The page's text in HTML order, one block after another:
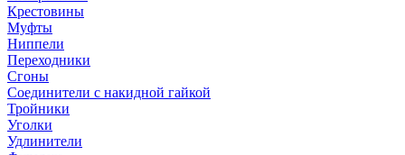
Крестовины
Муфты
Ниппели
Переходники
Сгоны
Соединители с накидной гайкой
Тройники
Уголки
Удлинители